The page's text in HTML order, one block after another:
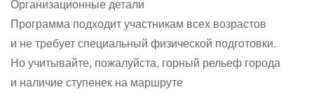
Организационные детали
Программа подходит участникам всех возрастов
и не требует специальный физической подготовки.
Но учитывайте, пожалуйста, горный рельеф города
и наличие ступенек на маршруте